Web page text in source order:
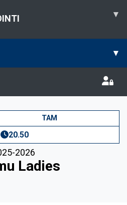
▾
▾
TAM
20.50
2026
Ladies